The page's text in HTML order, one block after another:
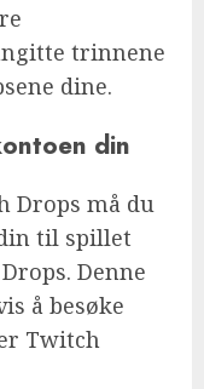
trinnene
dine.
din
Drops må du
til spillet
Denne
å besøke
Twitch